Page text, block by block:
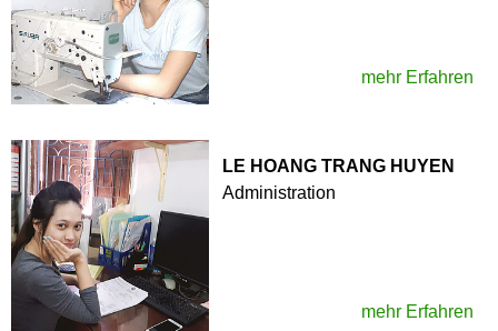
mehr Erfahren
LE HOANG TRANG HUYEN
Administration
mehr Erfahren